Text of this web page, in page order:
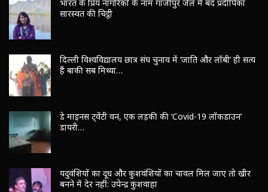
भारत के प्रिय नागरिकों के नाम गाजीपुर जेल में बंद प्रदीपिका
सारस्वत की चिट्ठी
दिल्ली विश्वविद्यालय छात्र संघ चुनाव में ‘जाति और लॉबी’ ही सत्य
हैं बाकी सब मिथ्या…
डे माइनस ट्वेंटी वन, एक लड़की की ‘Covid-19 लॉकडाउन’
डायरी…
यदुवंशियों का दूध और कुशवंशियों का चावल मिल जाए तो खीर
बनने में देर नहीं: उपेन्द्र कुशवाहा